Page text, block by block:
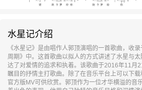
水星记介绍
《水星记》是由唱作人郭顶演唱的一首歌曲，收
周期》中。这首歌曲以拟人的方式讲述了水星与
达了对爱情的追求和执着。该歌曲于2016年11月
瞩目的抒情主打歌曲。除了在音乐平台上可以下
官方版MV可供欣赏。郭顶作为一位才华横溢的音